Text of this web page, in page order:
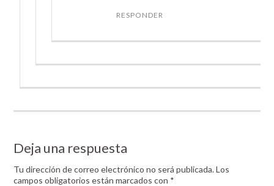
RESPONDER
Deja una respuesta
Tu dirección de correo electrónico no será publicada. Los
campos obligatorios están marcados con *